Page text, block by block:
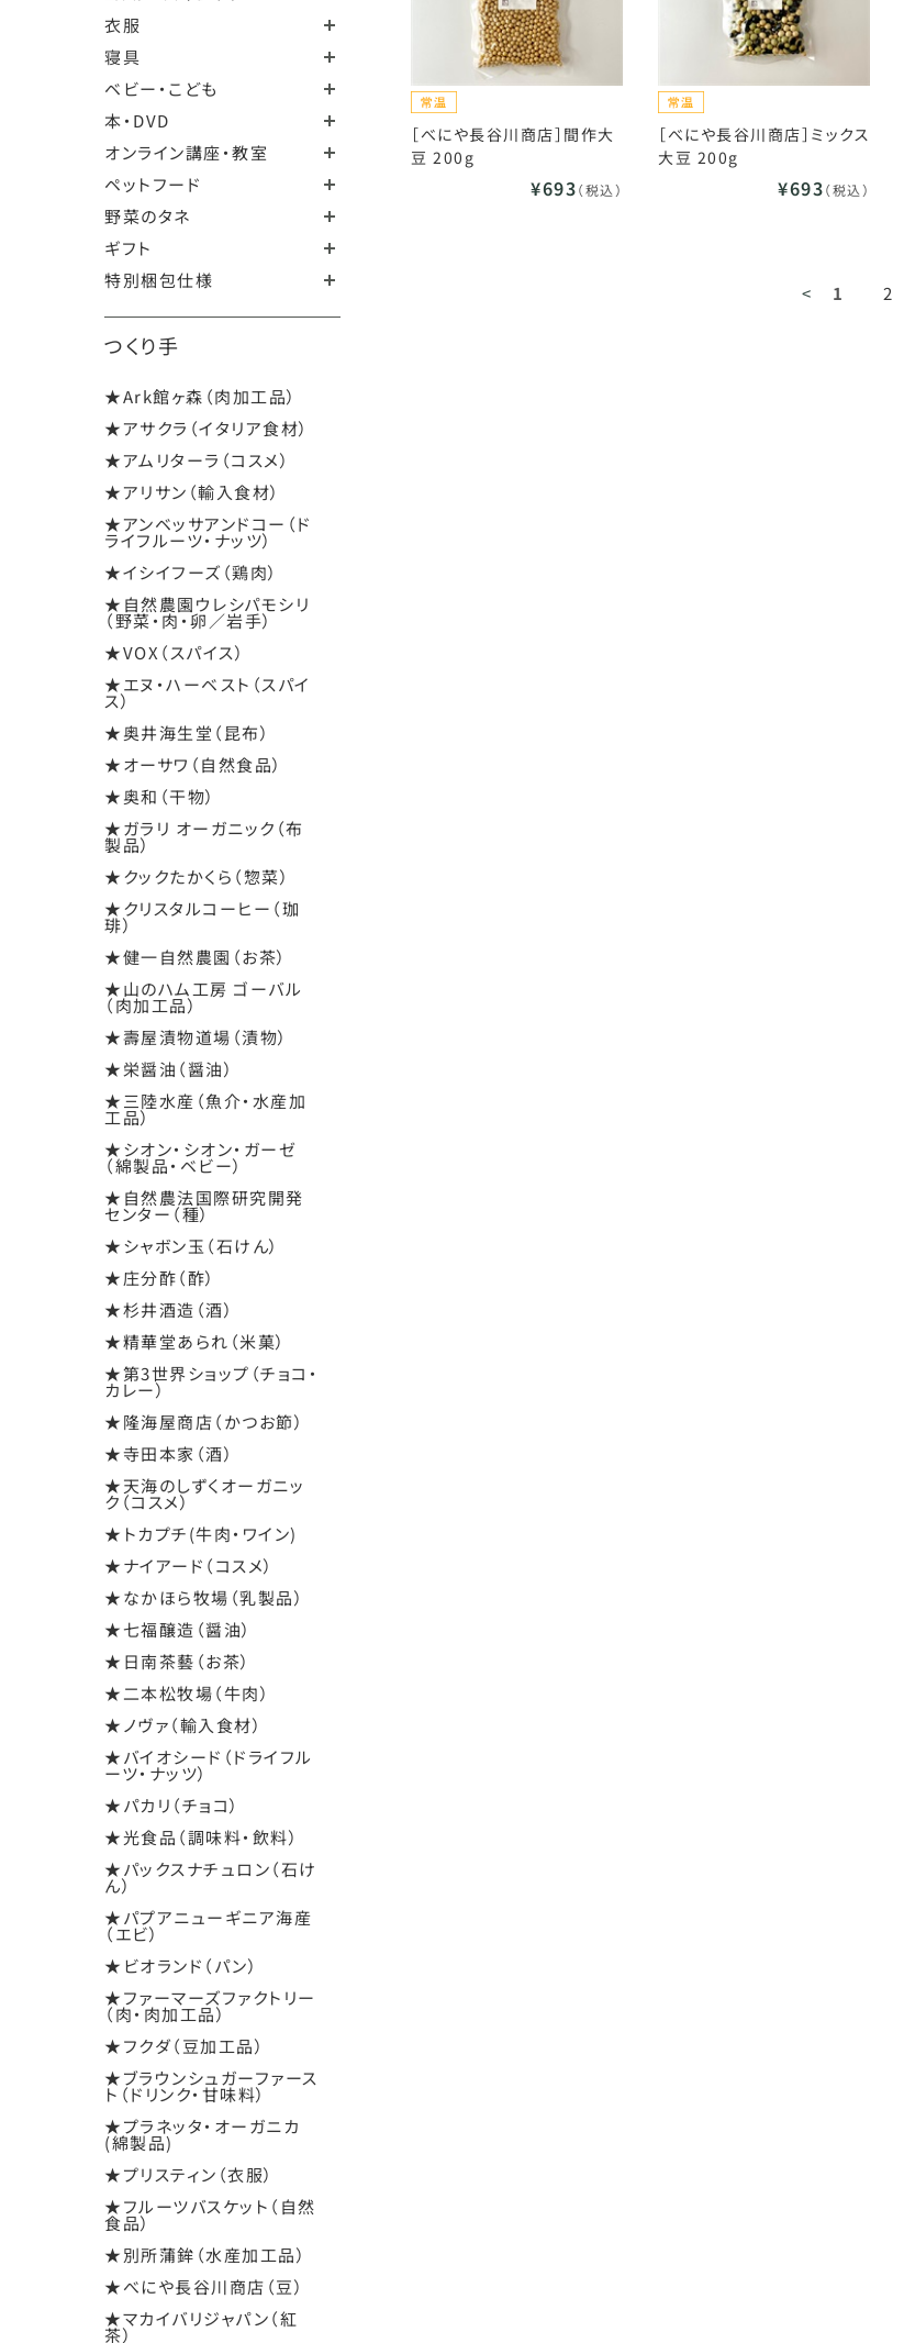
衣服
寝具
ベビー・こども
本・DVD
オンライン講座・教室
ペットフード
野菜のタネ
ギフト
特別梱包仕様
つくり手
★Ark館ヶ森（肉加工品）
★アサクラ（イタリア食材）
★アムリターラ（コスメ）
★アリサン（輸入食材）
★アンベッサアンドコー（ド
ライフルーツ・ナッツ）
★イシイフーズ（鶏肉）
★自然農園ウレシパモシリ
（野菜・肉・卵／岩手）
★VOX（スパイス）
★エヌ・ハーベスト（スパイ
ス）
★奥井海生堂（昆布）
★オーサワ（自然食品）
★奥和（干物）
★ガラリ オーガニック（布
製品）
★クックたかくら（惣菜）
★クリスタルコーヒー（珈
琲）
★健一自然農園（お茶）
★山のハム工房 ゴーバル
（肉加工品）
★壽屋漬物道場（漬物）
★栄醤油（醤油）
★三陸水産（魚介・水産加
工品）
★シオン・シオン・ガーゼ
（綿製品・ベビー）
★自然農法国際研究開発
センター（種）
★シャボン玉（石けん）
★庄分酢（酢）
★杉井酒造（酒）
★精華堂あられ（米菓）
★第3世界ショップ（チョコ・
カレー）
★隆海屋商店（かつお節）
★寺田本家（酒）
★天海のしずくオーガニッ
ク（コスメ）
★トカプチ(牛肉・ワイン)
★ナイアード（コスメ）
★なかほら牧場（乳製品）
★七福醸造（醤油）
★日南茶藝（お茶）
★二本松牧場（牛肉）
★ノヴァ（輸入食材）
★バイオシード（ドライフル
ーツ・ナッツ）
★パカリ（チョコ）
★光食品（調味料・飲料）
★パックスナチュロン（石け
ん）
★パプアニューギニア海産
（エビ）
★ビオランド（パン）
★ファーマーズファクトリー
（肉・肉加工品）
★フクダ（豆加工品）
★ブラウンシュガーファース
ト（ドリンク・甘味料）
★プラネッタ・オーガニカ
(綿製品)
★プリスティン（衣服）
★フルーツバスケット（自然
食品）
★別所蒲鉾（水産加工品）
★べにや長谷川商店（豆）
★マカイバリジャパン（紅
茶）
［べにや長谷川商店］間作大
豆 200g
¥693（税込）
［べにや長谷川商店］ミックス
大豆 200g
¥693（税込）
< 1 2